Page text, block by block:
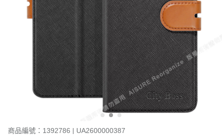
商品編號：1392786 | UA2600000387